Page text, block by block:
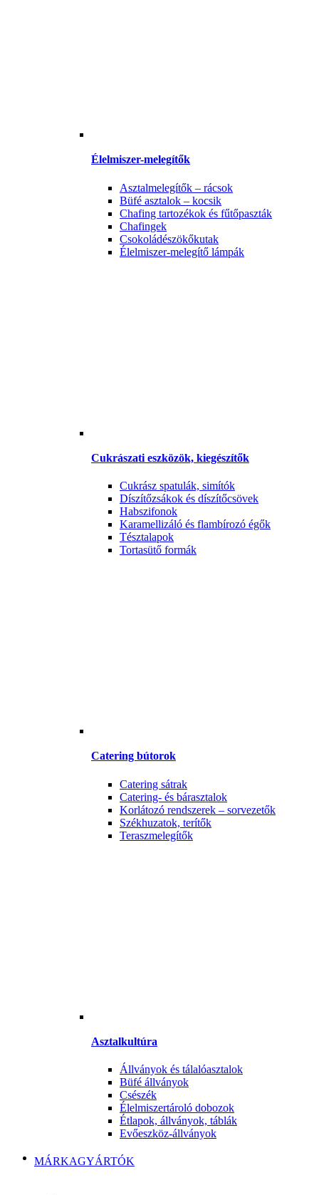
Élelmiszer-melegítők
Asztalmelegítők – rácsok
Büfé asztalok – kocsik
Chafing tartozékok és fűtőpaszták
Chafingek
Csokoládészökőkutak
Élelmiszer-melegítő lámpák
Cukrászati eszközök, kiegészítők
Cukrász spatulák, simítók
Díszítőzsákok és díszítőcsövek
Habszifonok
Karamellizáló és flambírozó égők
Tésztalapok
Tortasütő formák
Catering bútorok
Catering sátrak
Catering- és bárasztalok
Korlátozó rendszerek – sorvezetők
Székhuzatok, terítők
Teraszmelegítők
Asztalkultúra
Állványok és tálalóasztalok
Büfé állványok
Csészék
Élelmiszertároló dobozok
Étlapok, állványok, táblák
Evőeszköz-állványok
MÁRKAGYÁRTÓK